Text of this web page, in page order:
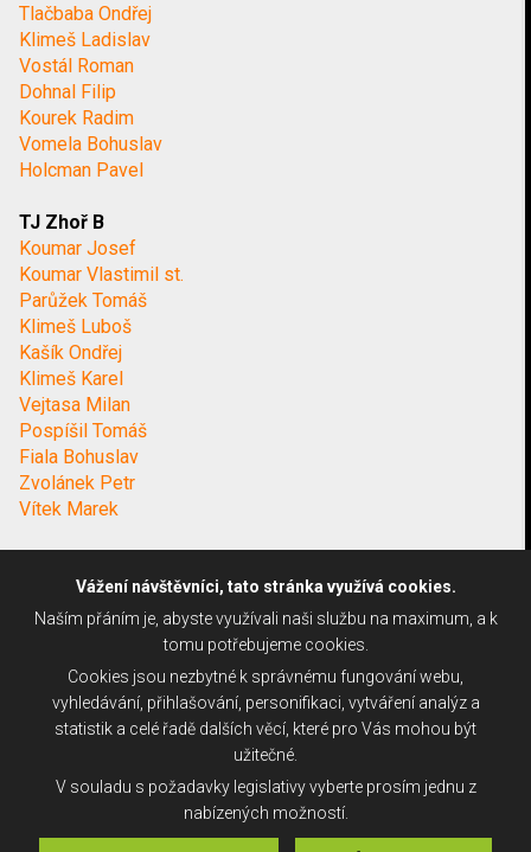
Tlačbaba Ondřej
Klimeš Ladislav
Vostál Roman
Dohnal Filip
Kourek Radim
Vomela Bohuslav
Holcman Pavel
TJ Zhoř B
Koumar Josef
Koumar Vlastimil st.
Parůžek Tomáš
Klimeš Luboš
Kašík Ondřej
Klimeš Karel
Vejtasa Milan
Pospíšil Tomáš
Fiala Bohuslav
Zvolánek Petr
Vítek Marek
Vážení návštěvníci, tato stránka využívá cookies.
Naším přáním je, abyste využívali naši službu na maximum, a k
tomu potřebujeme cookies.
Cookies jsou nezbytné k správnému fungování webu,
vyhledávání, přihlašování, personifikaci, vytváření analýz a
statistik a celé řadě dalších věcí, které pro Vás mohou být
užitečné.
V souladu s požadavky legislativy vyberte prosím jednu z
nabízených možností.